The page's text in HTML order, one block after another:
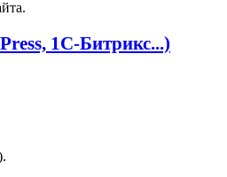
1С‑Битрикс...)